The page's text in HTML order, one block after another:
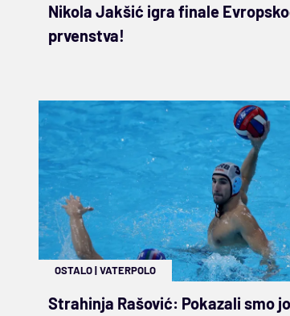
Nikola Jakšić igra finale
prvenstva!
OSTALO|VATERPOLO
Strahinja Rašović: Pokazali smo